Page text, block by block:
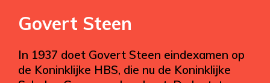
Govert Steen
In 1937 doet Govert Steen eindexamen op
de Koninklijke HBS, die nu de Koninklijke